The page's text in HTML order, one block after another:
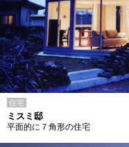
住宅
ミスミ邸
平面的に７角形の住宅